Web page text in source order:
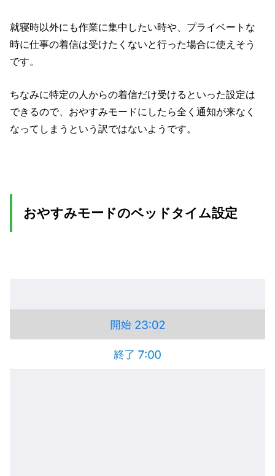
就寝時以外にも作業に集中したい時や、プライベートな
時に仕事の着信は受けたくないと行った場合に使えそう
です。
ちなみに特定の人からの着信だけ受けるといった設定は
できるので、おやすみモードにしたら全く通知が来なく
なってしまうという訳ではないようです。
おやすみモードのベッドタイム設定